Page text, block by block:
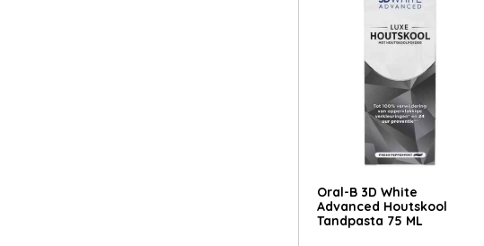
Oral-B 3D White
Advanced Houtskool
Tandpasta 75 ML